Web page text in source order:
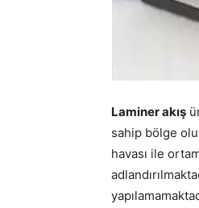
Laminer akış
sahip bölge
havası ile